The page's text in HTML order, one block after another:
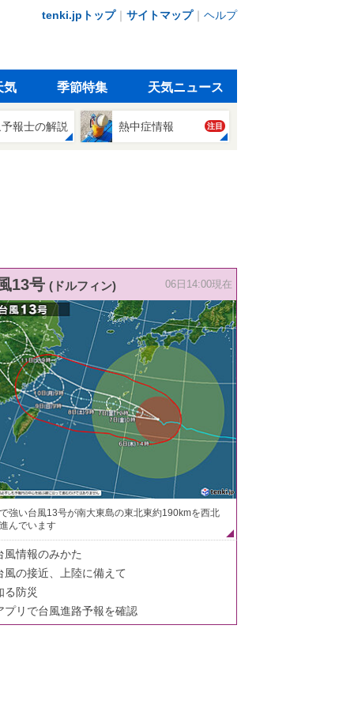
tenki.jpトップ｜ サイトマップ｜ ヘルプ
気 季節特集 天気ニュース
報士の解説 熱中症情報 注目
13号 (ドルフィン) 06日14:00現在
強い台風13号が南大東島の東北東約190kmを西北
んでいます
風情報のみかた
風の接近、上陸に備えて
る防災
プリで台風進路予報を確認